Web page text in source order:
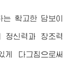
확고한 담보이
정신력과 창조력
게 다그침으로써